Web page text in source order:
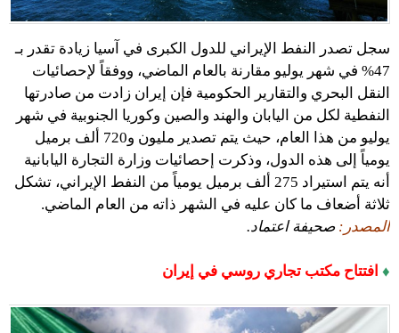
سجل تصدر النفط الإيراني للدول الكبرى في آسيا زيادة تقدر بـ
47% في شهر يوليو مقارنة بالعام الماضي، ووفقاً لإحصائيات
النقل البحري والتقارير الحكومية فإن إيران زادت من صادرتها
النفطية لكل من اليابان والهند والصين وكوريا الجنوبية في شهر
يوليو من هذا العام، حيث يتم تصدير مليون و720 ألف برميل
يومياً إلى هذه الدول، وذكرت إحصائيات وزارة التجارة اليابانية
أنه يتم استيراد 275 ألف برميل يومياً من النفط الإيراني، تشكل
ثلاثة أضعاف ما كان عليه في الشهر ذاته من العام الماضي.
المصدر: صحيفة اعتماد.
♦ افتتاح مكتب تجاري روسي في إيران